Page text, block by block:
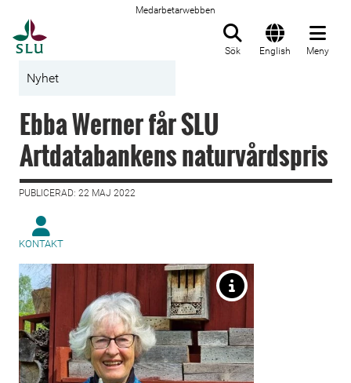
Medarbetarwebben
Sök English Meny
Nyhet
Ebba Werner får SLU
Artdatabankens naturvårdspris
PUBLICERAD: 22 MAJ 2022
KONTAKT